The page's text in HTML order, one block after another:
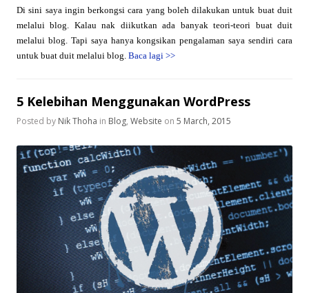
Di sini saya ingin berkongsi cara yang boleh dilakukan untuk buat duit
melalui blog. Kalau nak diikutkan ada banyak teori-teori buat duit
melalui blog. Tapi saya hanya kongsikan pengalaman saya sendiri cara
untuk buat duit melalui blog. Baca lagi >>
5 Kelebihan Menggunakan WordPress
Posted by Nik Thoha in Blog, Website on 5 March, 2015